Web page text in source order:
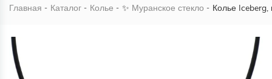
Главная Каталог Колье ✨ Муранское стекло Колье Iceberg,